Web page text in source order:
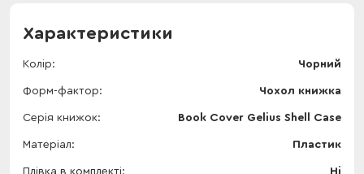
Характеристики
Колір Чорний
Форм-фактор Чохол книжка
Серія книжок Book Cover Gelius Shell Case
Матеріал Пластик
Плівка в комплекті Ні